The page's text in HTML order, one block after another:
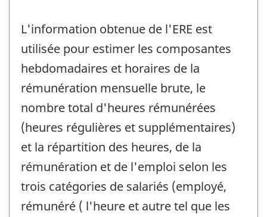
L'information obtenue de l'ERE est
utilisée pour estimer les composantes
hebdomadaires et horaires de la
rémunération mensuelle brute, le
nombre total d'heures rémunérées
(heures régulières et supplémentaires)
et la répartition des heures, de la
rémunération et de l'emploi selon les
trois catégories de salariés (employé,
rémunéré ( l'heure et autre tel que les